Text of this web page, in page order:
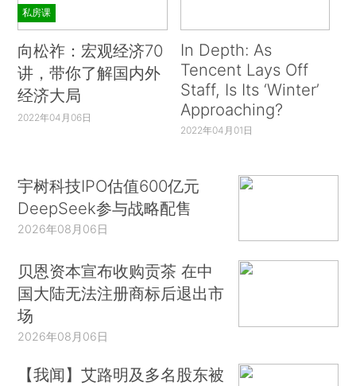
私房课
向松祚：宏观经济70
讲，带你了解国内外
经济大局
2022年04月06日
In Depth: As
Tencent Lays Off
Staff, Is Its ‘Winter’
Approaching?
2022年04月01日
宇树科技IPO估值600亿元
DeepSeek参与战略配售
2026年08月06日
贝恩资本宣布收购贡茶 在中
国大陆无法注册商标后退出市
场
2026年08月06日
【我闻】艾路明及多名股东被